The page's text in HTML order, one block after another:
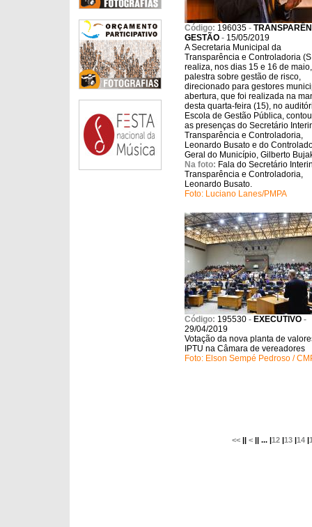
Código: 196035 -
GESTÃO - 15/05/2019
A Secretaria Municipal da
Transparência e Controladoria
realiza, nos dias 15 e 16 de maio,
palestra sobre gestão de risco,
direcionado para gestores
abertura, que foi realizada na
desta quarta-feira (15), no
Escola de Gestão Pública,
as presenças do Secretário
Transparência e Controladoria,
Leonardo Busato e do
Geral do Município, Gilberto
Na foto: Fala do Secretário
Transparência e Controladoria,
Leonardo Busato.
Foto: Luciano Lanes/PMPA
Código: 195530 - EXECUTIVO -
29/04/2019
Votação da nova planta de
IPTU na Câmara de vereadores
Foto: Elson Sempé Pedroso /
<< ||< || ... |12 |13 |14 |